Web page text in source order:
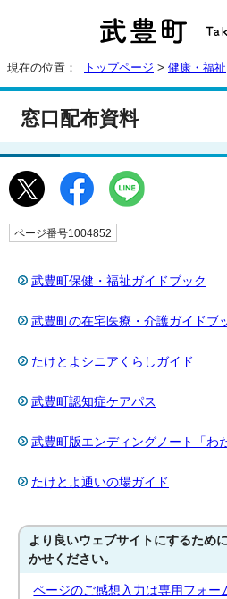
現在の位置： トップページ > 健康・福祉
窓口配布資料
ページ番号1004852
武豊町保健・福祉ガイドブック
武豊町の在宅医療・介護ガイドブ
たけとよシニアくらしガイド
武豊町認知症ケアパス
武豊町版エンディングノート「わ
たけとよ通いの場ガイド
より良いウェブサイトにするため
かせください。
ページのご感想入力は専用フォー